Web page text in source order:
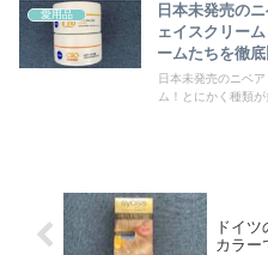
愛用品
日本未発売の
ェイスクリー
ームたちを徹
日本未発売のニベ
ム！とにかく種類が
ドイ
カラー